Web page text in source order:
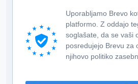
Uporabljamo Brevo
platformo. Z oddajo
soglašate, da se vaši
posredujejo Brevu za
njihovo politiko